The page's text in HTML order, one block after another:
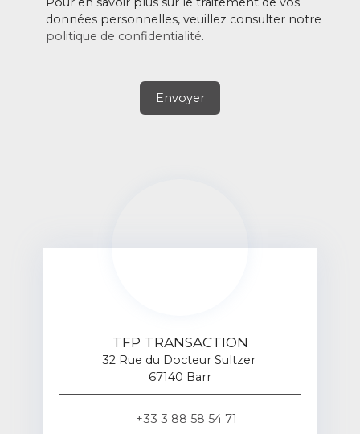
données personnelles, veuillez consulter notre
politique de confidentialité.
Envoyer
TFP TRANSACTION
32 Rue du Docteur Sultzer
67140 Barr
+33 3 88 58 54 71